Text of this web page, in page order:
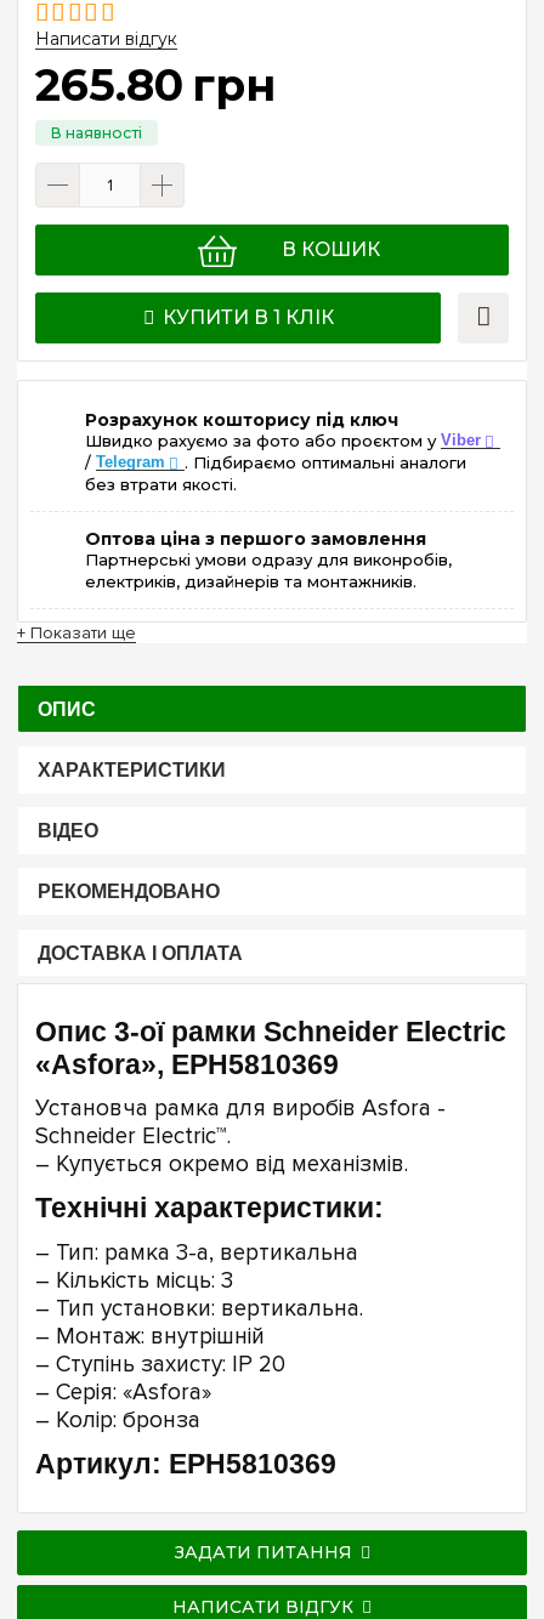
Написати відгук
265.80 грн
В КОШИК
КУПИТИ В 1 КЛІК
Розрахунок кошторису під ключ
Швидко рахуємо за фото або проєктом у Viber
/ Telegram
. Підбираємо оптимальні аналоги
без втрати якості.
Оптова ціна з першого замовлення
Партнерські умови одразу для виконробів,
електриків, дизайнерів та монтажників.
+ Показати ще
ОПИС
ХАРАКТЕРИСТИКИ
ВІДЕО
РЕКОМЕНДОВАНО
ДОСТАВКА І ОПЛАТА
Опис 3-ої рамки Schneider Electric
«Asfora», EPH5810369
Установча рамка для виробів Asfora -
Schneider Electric™.
– Купується окремо від механізмів.
Технічні характеристики:
– Тип: рамка 3-а, вертикальна
– Кількість місць: 3
– Тип установки: вертикальна.
– Монтаж: внутрішній
– Ступінь захисту: IP 20
– Серія: «Asfora»
– Колір: бронза
Артикул: EPH5810369
ЗАДАТИ ПИТАННЯ
НАПИСАТИ ВІДГУК